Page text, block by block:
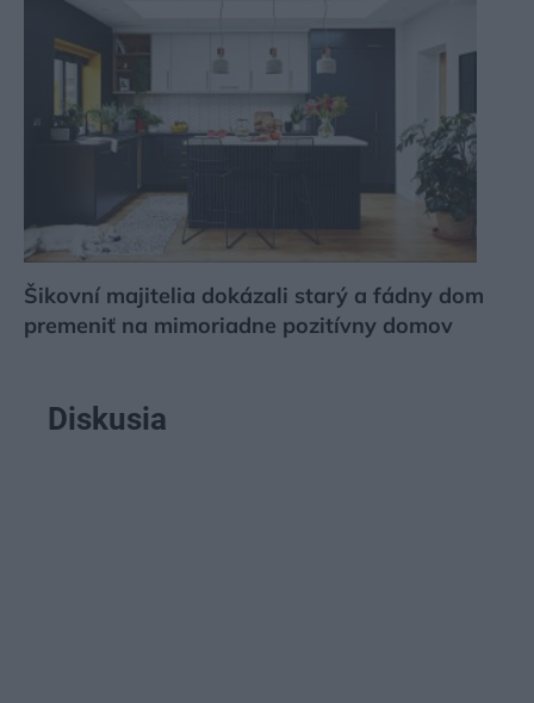
Šikovní majitelia dokázali starý a fádny dom
premeniť na mimoriadne pozitívny domov
Diskusia